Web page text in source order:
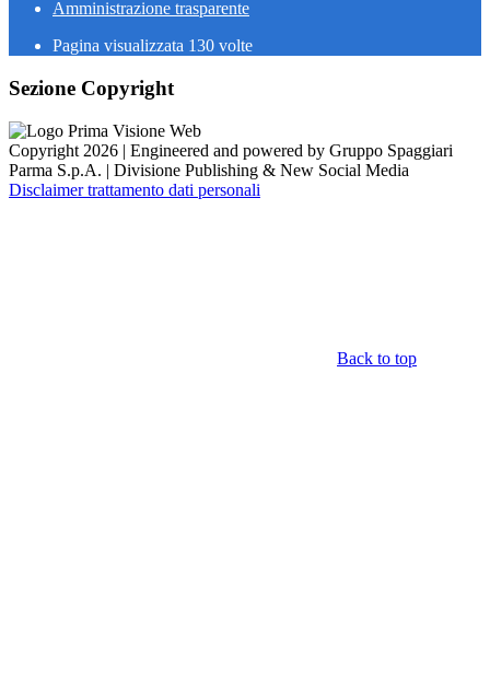
Amministrazione trasparente
Pagina visualizzata 130 volte
Sezione Copyright
Copyright 2026 | Engineered and powered by Gruppo Spaggiari
Parma S.p.A. | Divisione Publishing & New Social Media
Disclaimer trattamento dati personali
Back to top